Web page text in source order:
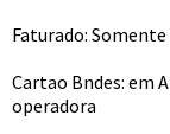
Faturado:
Cartao Bndes: em
operadora